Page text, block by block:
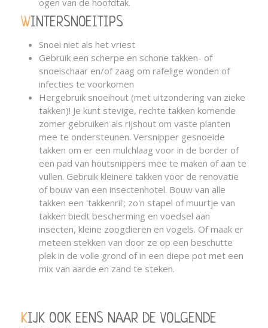
ogen van de hoofdtak.
WINTERSNOEITIPS
Snoei niet als het vriest
Gebruik een scherpe en schone takken- of
snoeischaar en/of zaag om rafelige wonden of
infecties te voorkomen
Hergebruik snoeihout (met uitzondering van zieke
takken)! Je kunt stevige, rechte takken komende
zomer gebruiken als rijshout om vaste planten
mee te ondersteunen. Versnipper gesnoeide
takken om er een mulchlaag voor in de border of
een pad van houtsnippers mee te maken of aan te
vullen. Gebruik kleinere takken voor de renovatie
of bouw van een insectenhotel. Bouw van alle
takken een 'takkenril'; zo'n stapel of muurtje van
takken biedt bescherming en voedsel aan
insecten, kleine zoogdieren en vogels. Of maak er
meteen stekken van door ze op een beschutte
plek in de volle grond of in een diepe pot met een
mix van aarde en zand te steken.
KIJK OOK EENS NAAR DE VOLGENDE